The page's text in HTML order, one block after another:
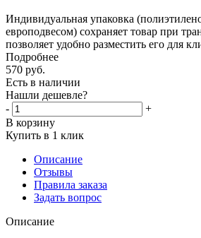
Индивидуальная упаковка
европодвесом) сохраняет товар при
позволяет удобно разместить его для
Подробнее
570 руб.
Есть в наличии
Нашли дешевле?
-
+
В корзину
Купить в 1 клик
Описание
Отзывы
Правила заказа
Задать вопрос
Описание